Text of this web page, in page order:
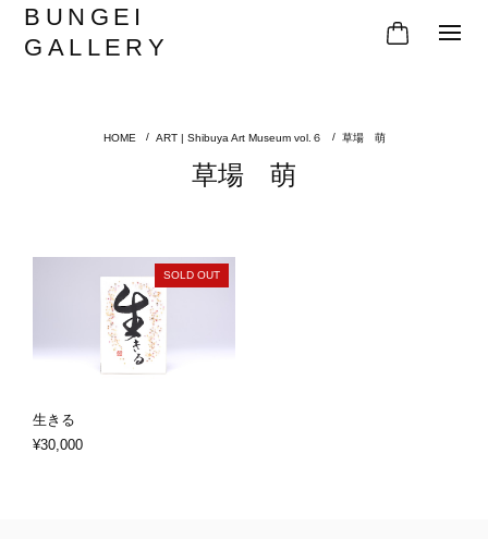
BUNGEI
GALLERY
ART | Shibuya Art Museum vol.６ 草場 萌
草場 萌
SOLD OUT
生きる
¥30,000